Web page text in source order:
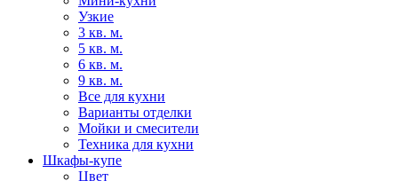
Узкие
3 кв. м.
5 кв. м.
6 кв. м.
9 кв. м.
Все для кухни
Варианты отделки
Мойки и смесители
Техника для кухни
Шкафы-купе
Цвет